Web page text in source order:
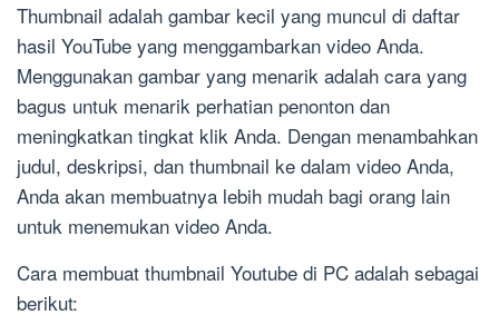
Thumbnail adalah gambar kecil yang muncul di daftar
hasil YouTube yang menggambarkan video Anda.
Menggunakan gambar yang menarik adalah cara yang
bagus untuk menarik perhatian penonton dan
meningkatkan tingkat klik Anda. Dengan menambahkan
judul, deskripsi, dan thumbnail ke dalam video Anda,
Anda akan membuatnya lebih mudah bagi orang lain
untuk menemukan video Anda.
Cara membuat thumbnail Youtube di PC adalah sebagai
berikut: